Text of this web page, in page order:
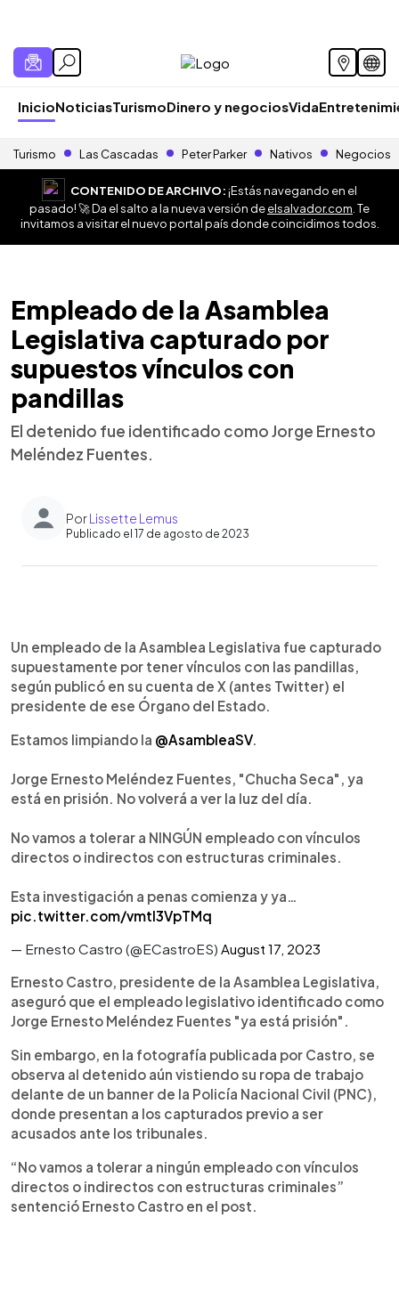
InicioNoticiasTurismoDinero y negociosVida
Turismo Las Cascadas Peter Parker Nativos Negocios
CONTENIDO DE ARCHIVO:¡Estás navegando en el
pasado! 🚀 Da el salto a la nueva versión deelsalvador.com . Te
invitamos a visitar el nuevo portal país donde coincidimos todos.
Empleado de la Asamblea
Legislativa capturado por
supuestos vínculos con
pandillas
El detenido fue identificado como Jorge Ernesto
Meléndez Fuentes.
PorLissette Lemus
Publicado el 17 de agosto de 2023
► Escuchar artículo
Un empleado de la Asamblea Legislativa fue capturado
supuestamente por tener vínculos con las pandillas,
según publicó en su cuenta de X (antes Twitter) el
presidente de ese Órgano del Estado.
Estamos limpiando la @AsambleaSV.
Jorge Ernesto Meléndez Fuentes, "Chucha Seca", ya
está en prisión. No volverá a ver la luz del día.
No vamos a tolerar a NINGÚN empleado con vínculos
directos o indirectos con estructuras criminales.
Esta investigación a penas comienza y ya…
pic.twitter.com/vmtl3VpTMq
— Ernesto Castro (@ECastroES) August 17, 2023
Ernesto Castro, presidente de la Asamblea Legislativa,
aseguró que el empleado legislativo identificado como
Jorge Ernesto Meléndez Fuentes "ya está prisión".
Sin embargo, en la fotografía publicada por Castro, se
observa al detenido aún vistiendo su ropa de trabajo
delante de un banner de la Policía Nacional Civil (PNC),
donde presentan a los capturados previo a ser
acusados ante los tribunales.
“No vamos a tolerar a ningún empleado con vínculos
directos o indirectos con estructuras criminales”
sentenció Ernesto Castro en el post.